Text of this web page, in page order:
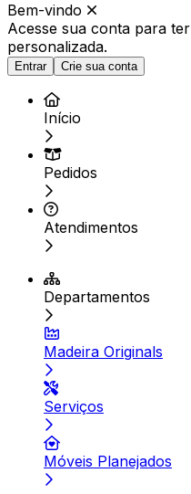
Bem-vindo
Acesse sua conta para ter
personalizada.
Entrar Crie sua conta
Início
Pedidos
Atendimentos
Departamentos
Madeira Originals
Serviços
Móveis Planejados